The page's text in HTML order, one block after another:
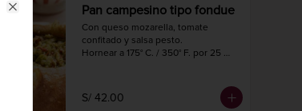
Pan campesino tipo fondue
Con queso mozarella, tomate
confitado y salsa pesto.
Hornear a 175° C. / 350° F. por 25
Peso 620 gr.
S/ 42.00
Close